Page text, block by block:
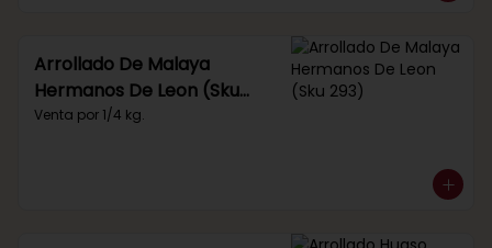
Arrollado De Malaya
Hermanos De Leon (Sku
293)
Venta por 1/4 kg.